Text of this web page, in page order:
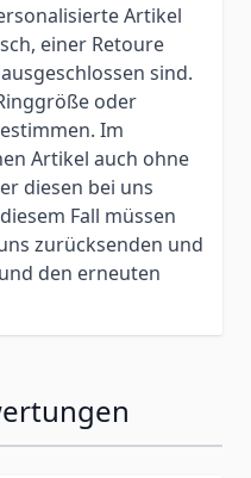
Artikel
einer Retoure
sind.
oder
Im
Artikel auch ohne
diesen bei uns
Fall müssen
zurücksenden und
den erneuten